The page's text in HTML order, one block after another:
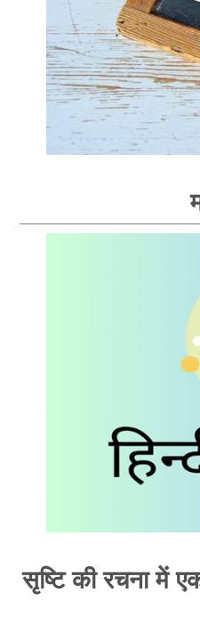
सृष्टि की रचना में